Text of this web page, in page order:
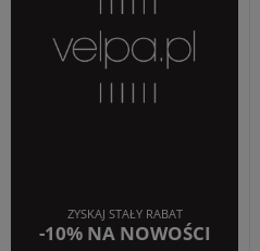
ZYSKAJ STAŁY RABAT
-10% NA NOWOŚCI